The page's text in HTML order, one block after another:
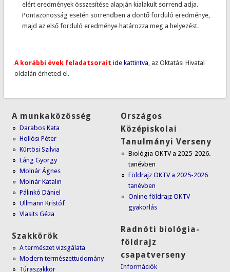
elért eredmények összesítése alapján kialakult sorrend adja.
Pontazonosság esetén sorrendben a döntő forduló eredménye,
majd az első forduló eredménye határozza meg a helyezést.
A korábbi évek feladatsorait ide kattintva, az Oktatási Hivatal
oldalán érheted el.
A munkaközösség
Darabos Kata
Hollósi Péter
Kürtösi Szilvia
Láng György
Molnár Ágnes
Molnár Katalin
Pálinkó Dániel
Ullmann Kristóf
Vlasits Géza
Szakkörök
A természet vizsgálata
Modern természettudomány
Túraszakkör
Országos
Középiskolai
Tanulmányi Verseny
Biológia OKTV a 2025-2026.
tanévben
Földrajz OKTV a 2025-2026
tanévben
Online földrajz OKTV
gyakorlás
Radnóti biológia-
földrajz
csapatverseny
Információk